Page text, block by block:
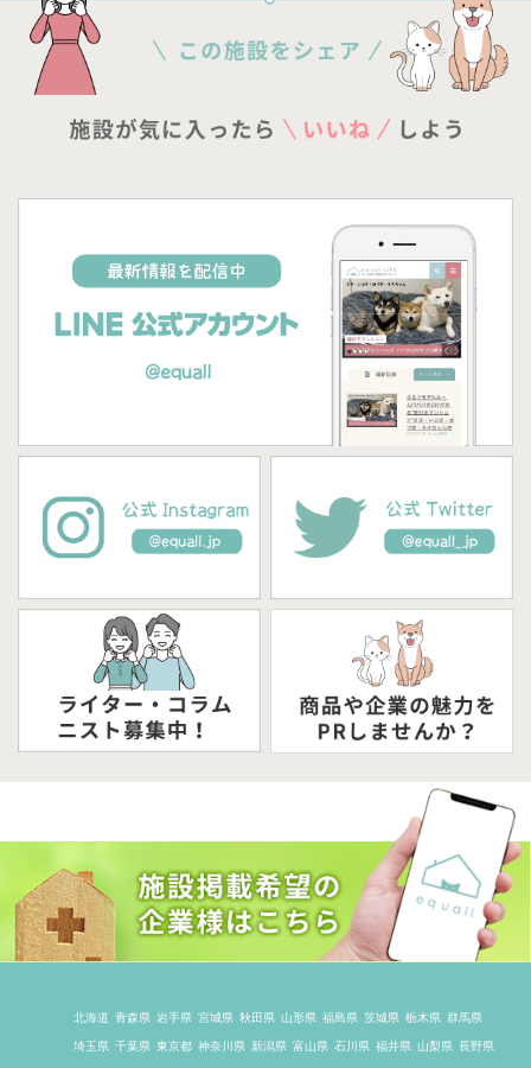
北海道 青森県 岩手県 宮城県 秋田県 山形県 福島県 茨城県 栃木県 群馬県
埼玉県 千葉県 東京都 神奈川県 新潟県 富山県 石川県 福井県 山梨県 長野県